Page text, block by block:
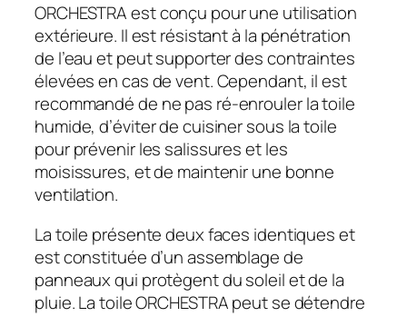
ORCHESTRA est conçu pour une utilisation
extérieure. Il est résistant à la pénétration
de l’eau et peut supporter des contraintes
élevées en cas de vent. Cependant, il est
recommandé de ne pas ré-enrouler la toile
humide, d’éviter de cuisiner sous la toile
pour prévenir les salissures et les
moisissures, et de maintenir une bonne
ventilation.
La toile présente deux faces identiques et
est constituée d’un assemblage de
panneaux qui protègent du soleil et de la
pluie. La toile ORCHESTRA peut se détendre